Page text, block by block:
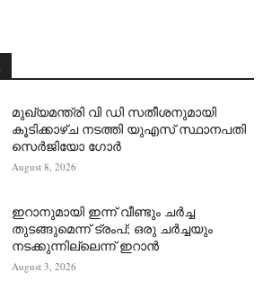
മുഖ്യമന്ത്രി വി ഡി സതീശനുമായി
കൂടിക്കാഴ്ച നടത്തി യുഎസ് സ്ഥാനപതി
സെര്‍ജിയോ ഗോര്‍
August 8, 2026
ഇറാനുമായി ഇന്ന് വീണ്ടും ചര്‍ച്ച
തുടങ്ങുമെന്ന് ട്രംപ്; ഒരു ചര്‍ച്ചയും
നടക്കുന്നില്ലെന്ന് ഇറാന്‍
August 3, 2026